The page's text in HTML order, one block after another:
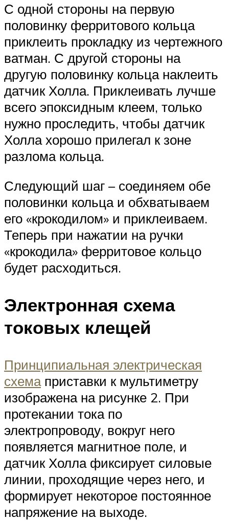
С одной стороны на первую
половинку ферритового кольца
приклеить прокладку из чертежного
ватман. С другой стороны на
другую половинку кольца наклеить
датчик Холла. Приклеивать лучше
всего эпоксидным клеем, только
нужно проследить, чтобы датчик
Холла хорошо прилегал к зоне
разлома кольца.
Следующий шаг – соединяем обе
половинки кольца и обхватываем
его «крокодилом» и приклеиваем.
Теперь при нажатии на ручки
«крокодила» ферритовое кольцо
будет расходиться.
Электронная схема
токовых клещей
Принципиальная электрическая
схемаприставки к мультиметру
изображена на рисунке 2. При
протекании тока по
электропроводу, вокруг него
появляется магнитное поле, и
датчик Холла фиксирует силовые
линии, проходящие через него, и
формирует некоторое постоянное
напряжение на выходе.